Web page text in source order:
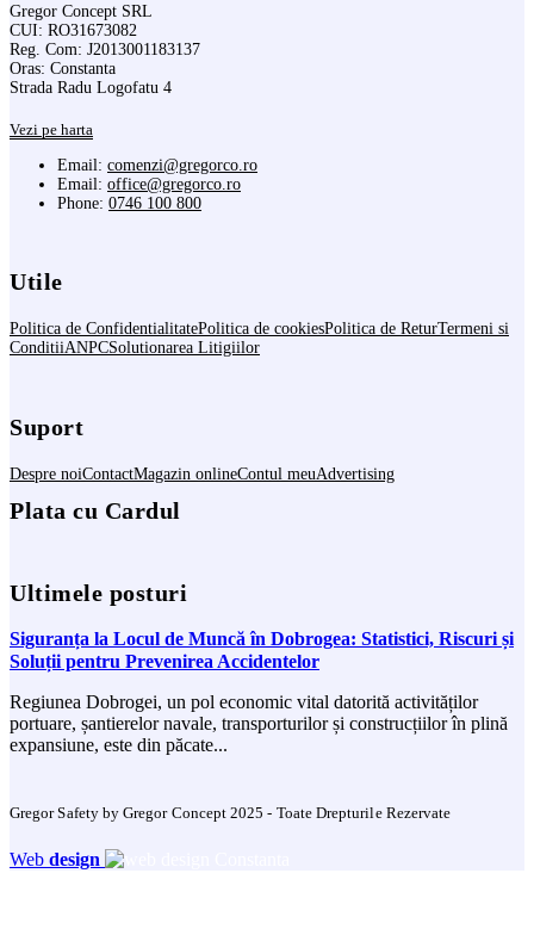
Gregor Concept SRL
CUI: RO31673082
Reg. Com: J2013001183137
Oras: Constanta
Strada Radu Logofatu 4
Vezi pe harta
Email: comenzi@gregorco.ro
Email: office@gregorco.ro
Phone: 0746 100 800
Utile
Politica de ConfidentialitatePolitica de cookiesPolitica de ReturTermeni si
ConditiiANPCSolutionarea Litigiilor
Suport
Despre noiContactMagazin onlineContul meuAdvertising
Plata cu Cardul
Ultimele posturi
Siguranța la Locul de Muncă în Dobrogea: Statistici, Riscuri și
Soluții pentru Prevenirea Accidentelor
Regiunea Dobrogei, un pol economic vital datorită activităților
portuare, șantierelor navale, transporturilor și construcțiilor în plină
expansiune, este din păcate...
Gregor Safety by Gregor Concept 2025 - Toate Drepturile Rezervate
Web design